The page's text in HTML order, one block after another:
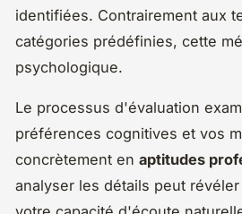
identifiées. Contrairement aux
catégories prédéfinies, cette
psychologique.
Le processus d'évaluation
préférences cognitives et vos
concrètement en aptitudes
analyser les détails peut